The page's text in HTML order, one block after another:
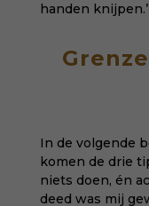
handen knijpen.’
In de volgende
komen de drie
niets doen, én
deed was mij